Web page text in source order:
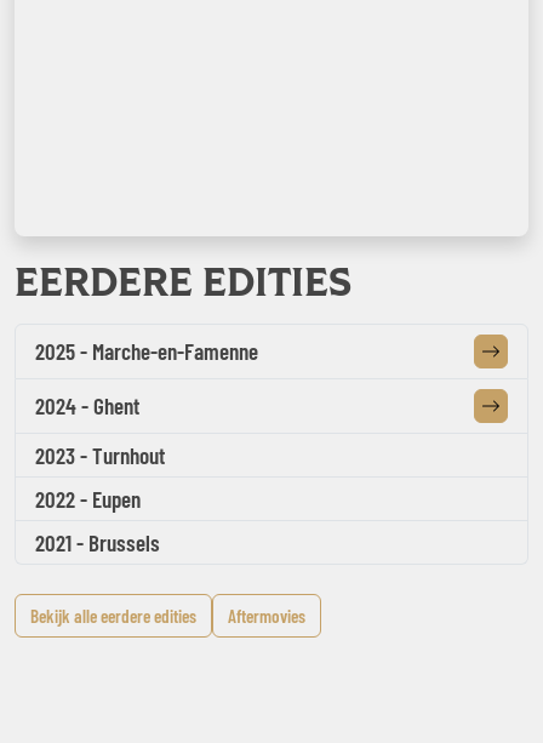
EERDERE EDITIES
2025 - Marche-en-Famenne
2024 - Ghent
2023 - Turnhout
2022 - Eupen
2021 - Brussels
Bekijk alle eerdere edities Aftermovies